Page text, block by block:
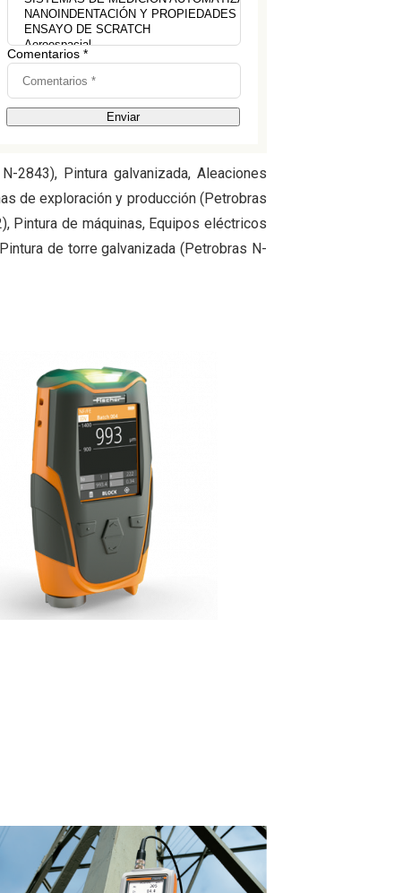
2843), Pintura galvanizada, Aleaciones
de exploración y producción (Petrobras
Pintura de máquinas, Equipos eléctricos
de torre galvanizada (Petrobras N-